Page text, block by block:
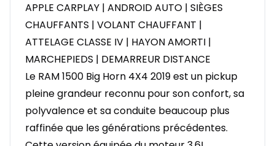
APPLE CARPLAY | ANDROID AUTO | SIÈGES
CHAUFFANTS | VOLANT CHAUFFANT |
ATTELAGE CLASSE IV | HAYON AMORTI |
MARCHEPIEDS | DEMARREUR DISTANCE
Le RAM 1500 Big Horn 4X4 2019 est un pickup
pleine grandeur reconnu pour son confort, sa
polyvalence et sa conduite beaucoup plus
raffinée que les générations précédentes.